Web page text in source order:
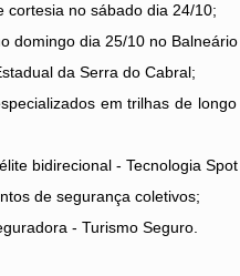
cortesia no sábado dia 24/10;
domingo dia 25/10 no
da Serra do Cabral;
em trilhas de
bidirecional - Tecnologia Spot
de segurança coletivos;
- Turismo Seguro.